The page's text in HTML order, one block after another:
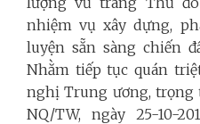
nhiệm vụ xây dựng,
luyện sẵn sàng chiến
Nhằm tiếp tục quán
nghị Trung ương, trọng
NQ/TW, ngày 25-10-